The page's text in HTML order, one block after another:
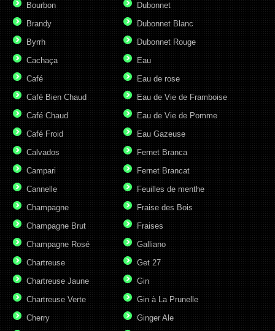
Bourbon
Brandy
Byrrh
Cachaça
Café
Café Bien Chaud
Café Chaud
Café Froid
Calvados
Campari
Cannelle
Champagne
Champagne Brut
Champagne Rosé
Chartreuse
Chartreuse Jaune
Chartreuse Verte
Cherry
Dubonnet
Dubonnet Blanc
Dubonnet Rouge
Eau
Eau de rose
Eau de Vie de Framboise
Eau de Vie de Pomme
Eau Gazeuse
Fernet Branca
Fernet Brancat
Feuilles de menthe
Fraise des Bois
Fraises
Galliano
Get 27
Gin
Gin à La Prunelle
Ginger Ale